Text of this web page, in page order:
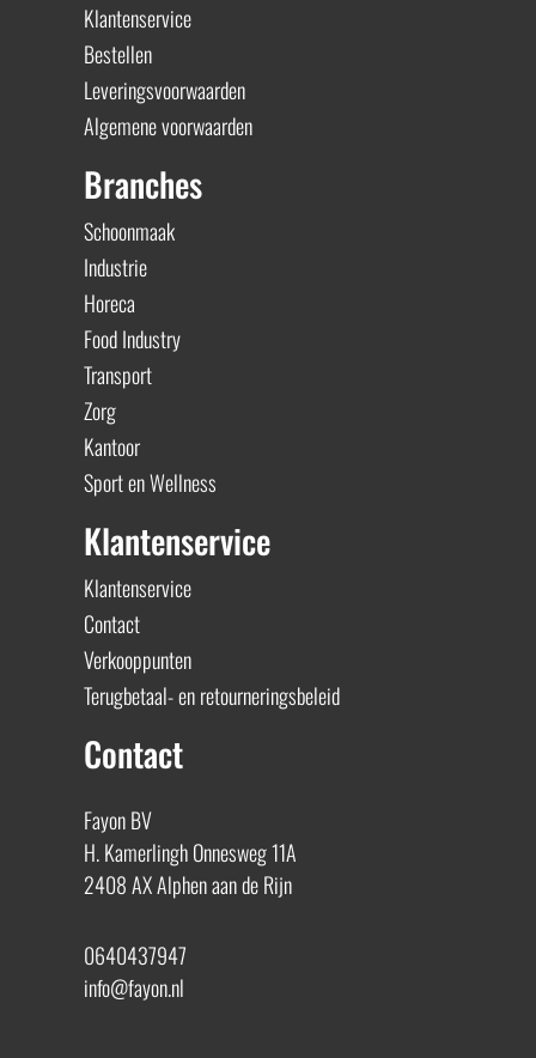
Klantenservice
Bestellen
Leveringsvoorwaarden
Algemene voorwaarden
Branches
Schoonmaak
Industrie
Horeca
Food Industry
Transport
Zorg
Kantoor
Sport en Wellness
Klantenservice
Klantenservice
Contact
Verkooppunten
Terugbetaal- en retourneringsbeleid
Contact
Fayon BV
H. Kamerlingh Onnesweg 11A
2408 AX Alphen aan de Rijn
0640437947
info@fayon.nl